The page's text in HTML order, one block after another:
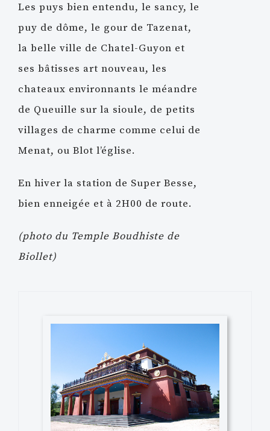
Les puys bien entendu, le sancy, le
puy de dôme, le gour de Tazenat,
la belle ville de Chatel-Guyon et
ses bâtisses art nouveau, les
chateaux environnants le méandre
de Queuille sur la sioule, de petits
villages de charme comme celui de
Menat, ou Blot l’église.
En hiver la station de Super Besse,
bien enneigée et à 2H00 de route.
(photo du Temple Boudhiste de
Biollet)